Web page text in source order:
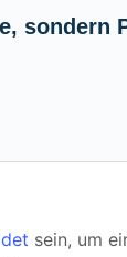
sondern
sein, um